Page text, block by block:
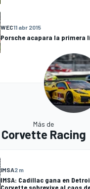
WEC11 abr 2015
Porsche acapara la primera
Más de
Corvette Racing
IMSA2 m
IMSA: Cadillac gana en
Corvette sobrevive al caos